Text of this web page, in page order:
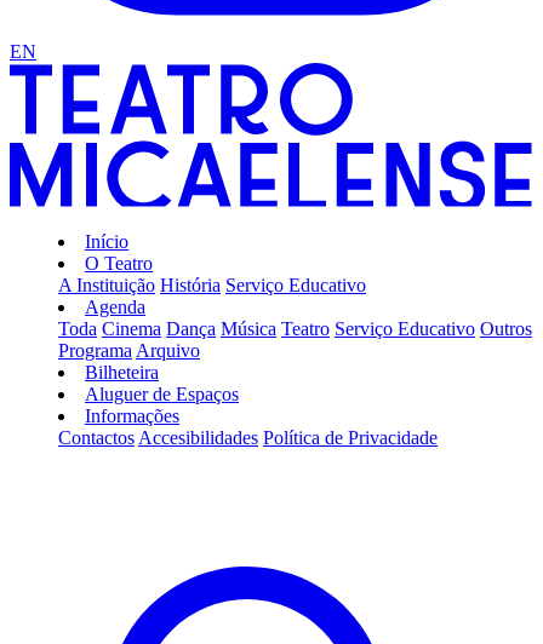
EN
Início
O Teatro
A Instituição História Serviço Educativo
Agenda
Toda Cinema Dança Música Teatro Serviço Educativo Outros
Programa Arquivo
Bilheteira
Aluguer de Espaços
Informações
Contactos Accesibilidades Política de Privacidade